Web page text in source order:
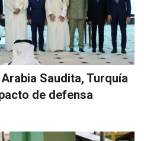
Saudita, Turquía
de defensa